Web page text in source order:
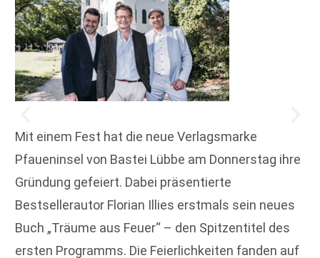
Mit einem Fest hat die neue Verlagsmarke
Pfaueninsel von Bastei Lübbe am Donnerstag ihre
Gründung gefeiert. Dabei präsentierte
Bestsellerautor Florian Illies erstmals sein neues
Buch „Träume aus Feuer“ – den Spitzentitel des
ersten Programms. Die Feierlichkeiten fanden auf